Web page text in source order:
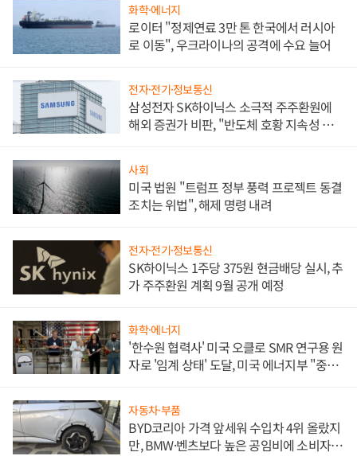
화학·에너지
로이터 "정제연료 3만 톤 한국에서 러시아
로 이동", 우크라이나의 공격에 수요 늘어
전자·전기·정보통신
삼성전자 SK하이닉스 소극적 주주환원에
해외 증권가 비판, "반도체 호황 지속성 의
사회
미국 법원 "트럼프 정부 풍력 프로젝트 동결
조치는 위법", 해제 명령 내려
전자·전기·정보통신
SK하이닉스 1주당 375원 현금배당 실시, 추
가 주주환원 계획 9월 공개 예정
화학·에너지
'한수원 협력사' 미국 오클로 SMR 연구용 원
자로 '임계 상태' 도달, 미국 에너지부 "중요
자동차·부품
BYD코리아 가격 앞세워 수입차 4위 올랐지
만, BMW·벤츠보다 높은 공임비에 소비자